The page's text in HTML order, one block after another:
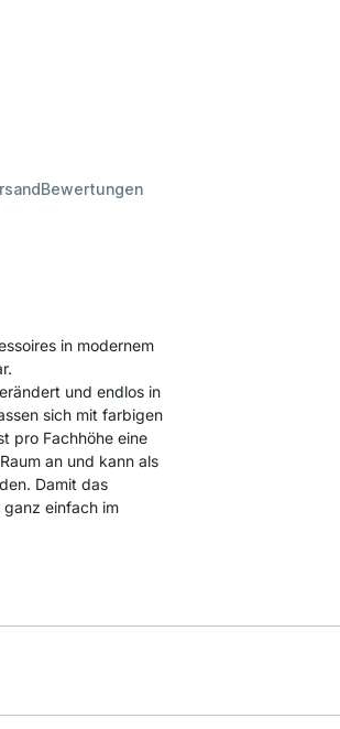
Bewertungen
in modernem
und endlos in
sich mit farbigen
pro Fachhöhe eine
an und kann als
Damit das
ganz einfach im